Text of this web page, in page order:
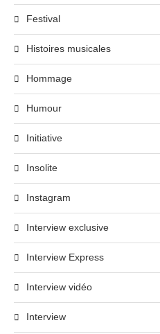
Festival
Histoires musicales
Hommage
Humour
Initiative
Insolite
Instagram
Interview exclusive
Interview Express
Interview vidéo
Interview